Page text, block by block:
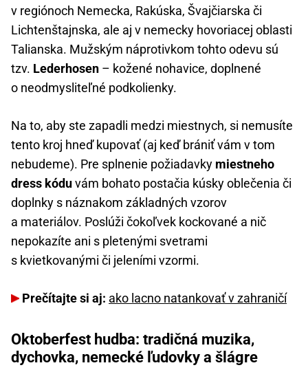
v regiónoch Nemecka, Rakúska, Švajčiarska či
Lichtenštajnska, ale aj v nemecky hovoriacej oblasti
Talianska. Mužským náprotivkom tohto odevu sú
tzv. Lederhosen – kožené nohavice, doplnené
o neodmysliteľné podkolienky.
Na to, aby ste zapadli medzi miestnych, si nemusíte
tento kroj hneď kupovať (aj keď brániť vám v tom
nebudeme). Pre splnenie požiadavky miestneho
dress kóduvám bohato postačia kúsky oblečenia či
doplnky s náznakom základných vzorov
a materiálov. Poslúži čokoľvek kockované a nič
nepokazíte ani s pletenými svetrami
s kvietkovanými či jeleními vzormi.
Prečítajte si aj: ako lacno natankovať v zahraničí
Oktoberfest hudba: tradičná muzika,
dychovka, nemecké ľudovky a šlágre